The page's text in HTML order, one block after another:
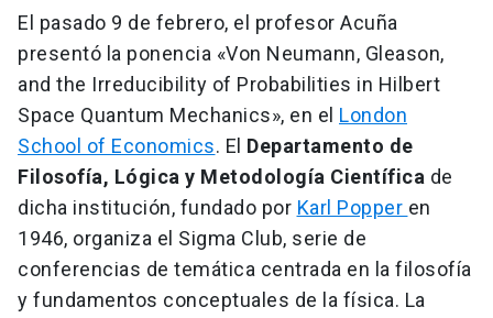
El pasado 9 de febrero, el profesor Acuña
presentó la ponencia «Von Neumann, Gleason,
and the Irreducibility of Probabilities in Hilbert
Space Quantum Mechanics», en el London
School of Economics. El Departamento de
Filosofía, Lógica y Metodología Científica de
dicha institución, fundado por Karl Popper en
1946, organiza el Sigma Club, serie de
conferencias de temática centrada en la filosofía
y fundamentos conceptuales de la física. La